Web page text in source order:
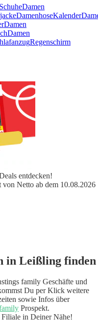
SchuheDamen
DamenhoseKalender
Damen
Damen
Regenschirm
entdecken!
von Netto ab dem 10.08.2026
in Leißling finden
family Geschäfte und
Du per Klick weitere
sowie Infos über
Prospekt.
in Deiner Nähe!